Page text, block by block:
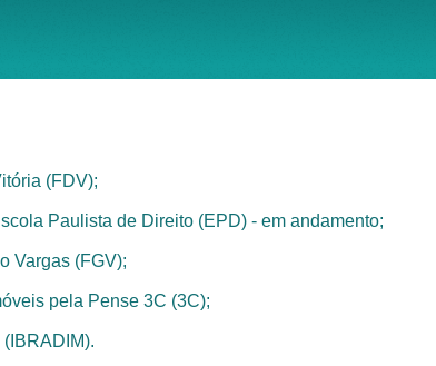
(FDV);
Paulista de Direito (EPD) - em andamento;
Vargas (FGV);
pela Pense 3C (3C);